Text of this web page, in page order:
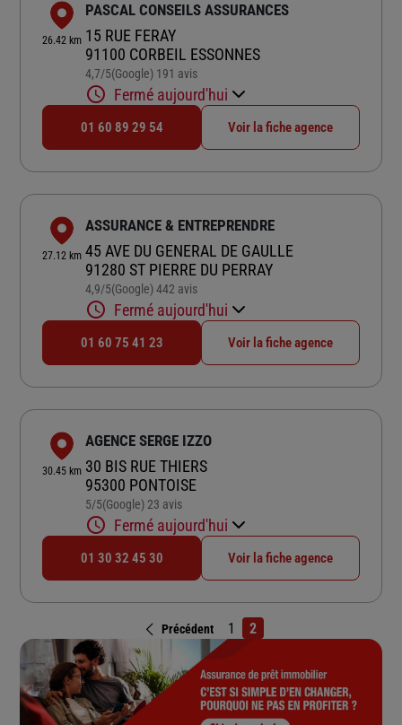
26.42 km
PASCAL CONSEILS ASSURANCES
15 RUE FERAY
91100 CORBEIL ESSONNES
4,7/5Note de 4.7 sur 5
(Google) 191 avis
Fermé aujourd'hui
01 60 89 29 54 Voir la fiche agence
27.12 km
ASSURANCE & ENTREPRENDRE
45 AVE DU GENERAL DE GAULLE
91280 ST PIERRE DU PERRAY
4,9/5Note de 4.9 sur 5
(Google) 442 avis
Fermé aujourd'hui
01 60 75 41 23 Voir la fiche agence
30.45 km
AGENCE SERGE IZZO
30 BIS RUE THIERS
95300 PONTOISE
5/5Note de 5 sur 5
(Google) 23 avis
Fermé aujourd'hui
01 30 32 45 30 Voir la fiche agence
Précédent 1 2